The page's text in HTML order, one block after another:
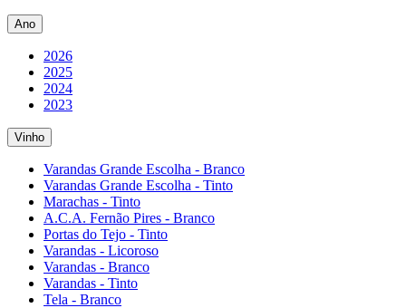
Ano
2026
2025
2024
2023
Vinho
Varandas Grande Escolha - Branco
Varandas Grande Escolha - Tinto
Marachas - Tinto
A.C.A. Fernão Pires - Branco
Portas do Tejo - Tinto
Varandas - Licoroso
Varandas - Branco
Varandas - Tinto
Tela - Branco